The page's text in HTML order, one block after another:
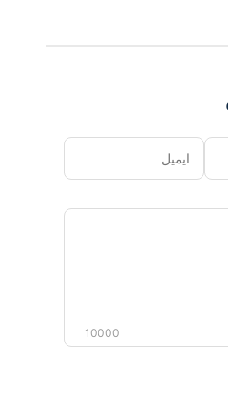
نام ایمیل
دیدگاه
10000